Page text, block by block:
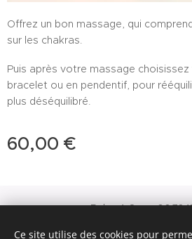
Offrez un bon massage, qui
sur les chakras.
Puis après votre massage
bracelet ou en pendentif, pour
plus déséquilibré.
60,00 €
Relax A Sens:
Ce site utilise des cookies pour